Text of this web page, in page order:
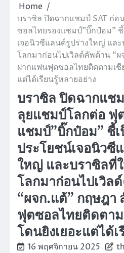
Home
บราซิล ปิดฉากแชมป์ SAT ก่
ซอลไทยรองแชมป์”บิ๊กป๋อม”
เจอนิวซีแลนด์รูปร่างใหญ่ แล
โลกมาก่อนไปเวิลด์คัพด้าน “
ฝากแฟนฟุตซอลไทยติดตามเชี
แต่ได้เรียนรู้หลายอย่าง
บราซิล ปิดฉากแช
ลุยแชมป์โลกต่อ ฟุ
แชมป์”บิ๊กป๋อม” ชี้เ
ประโยชน์เจอนิวซี
ใหญ่ และบราซิลที่
โลกมาก่อนไปเวิล
“ผจก.แต้” กฤษฎา
ฟุตซอลไทยติดตาม
โดนยิงเยอะแต่ได้
16 พฤศจิกายน 2025